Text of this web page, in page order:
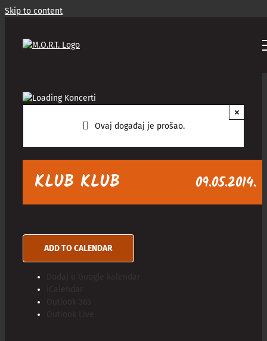
Skip to content
Ovaj događaj je prošao.
×
KLUB KLUB 09.05.2014.
ADD TO CALENDAR